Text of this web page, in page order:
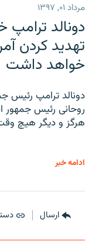
مرداد ۰۱, ۱۳۹۷
دونالد
تهدید کردن
خواهد داشت
دونالد ترامپ رئیس
روحانی رئیس جمهور
هرگز و دیگر هیچ
ادامه خبر
ارسال